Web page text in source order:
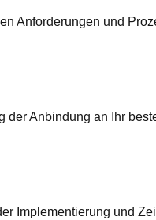
Anforderungen und
der Anbindung an Ihr
Implementierung und